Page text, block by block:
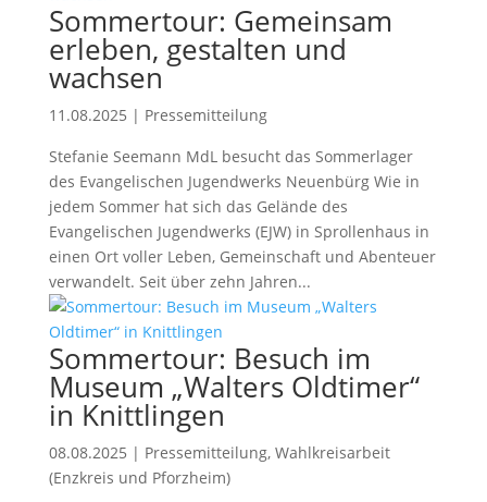
Sommertour: Gemeinsam
erleben, gestalten und
wachsen
11.08.2025 | Pressemitteilung
Stefanie Seemann MdL besucht das Sommerlager
des Evangelischen Jugendwerks Neuenbürg Wie in
jedem Sommer hat sich das Gelände des
Evangelischen Jugendwerks (EJW) in Sprollenhaus in
einen Ort voller Leben, Gemeinschaft und Abenteuer
verwandelt. Seit über zehn Jahren...
Sommertour: Besuch im
Museum „Walters Oldtimer“
in Knittlingen
08.08.2025 | Pressemitteilung, Wahlkreisarbeit
(Enzkreis und Pforzheim)